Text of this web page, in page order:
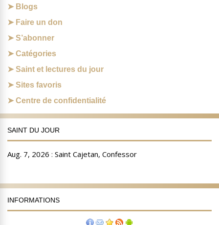
Blogs
Faire un don
S’abonner
Catégories
Saint et lectures du jour
Sites favoris
Centre de confidentialité
SAINT DU JOUR
INFORMATIONS